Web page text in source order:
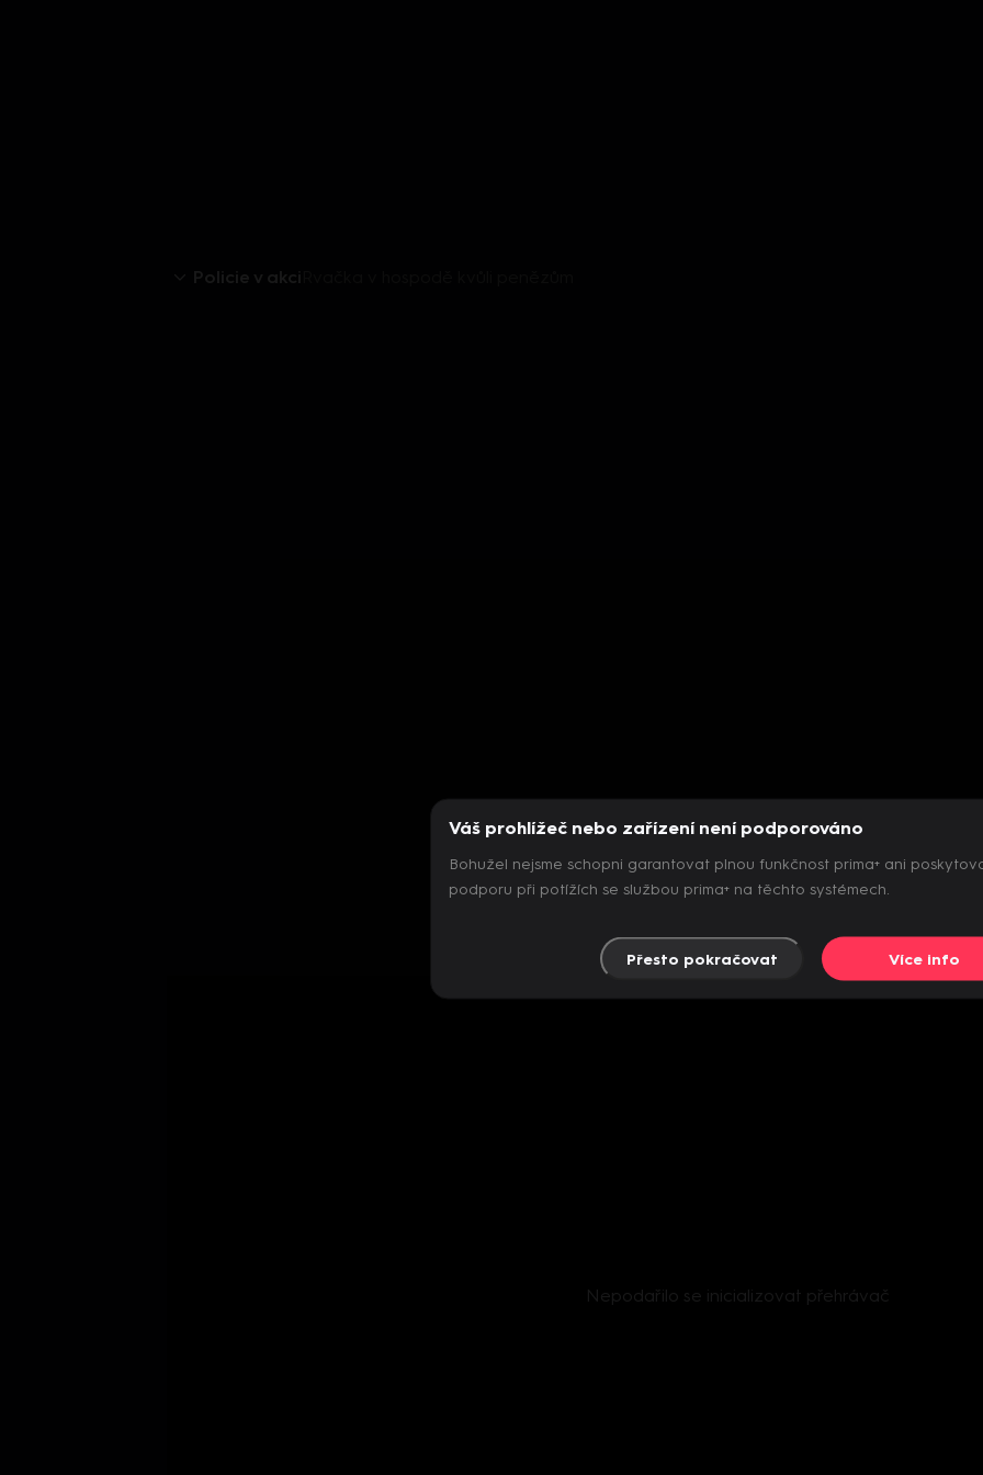
Nepodařilo se inicializovat přehrávač
Váš prohlížeč nebo zařízení není podporováno
Bohužel nejsme schopni garantovat plnou funkčnost prima+ ani
podporu při potížích se službou prima+ na těchto systémech.
Přesto pokračovat Více info